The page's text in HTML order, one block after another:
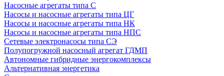
Насосные агрегаты типа С
Насосы и насосные агрегаты типа ЦГ
Насосы и насосные агрегаты типа НК
Насосы и насосные агрегаты типа НПС
Сетевые электронасосы типа СЭ
Полупогружной насосный агрегат ГДМП
Автономные гибридные энергокомплексы
Альтернативная энергетика